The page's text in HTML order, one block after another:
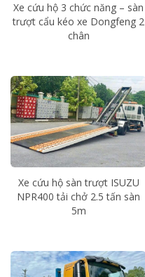
Xe cứu hộ 3 chức năng – sàn
trượt cẩu kéo xe Dongfeng 2
chân
Xe cứu hộ sàn trượt ISUZU
NPR400 tải chở 2.5 tấn sàn
5m